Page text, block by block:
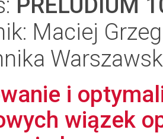
Maciej
i
wiązek